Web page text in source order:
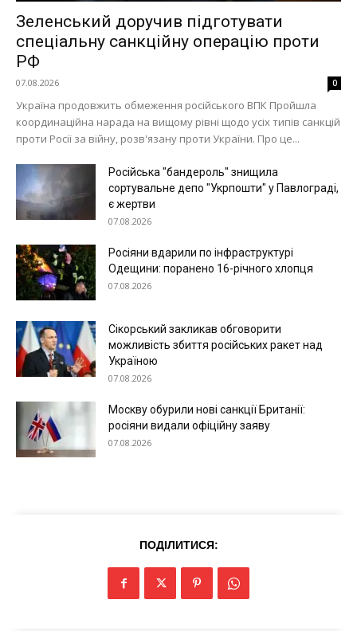
Зеленський доручив підготувати
спеціальну санкційну операцію проти
РФ
07.08.2026 0
Україна продовжить обмеження російського ВПК Пройшла
координаційна нарада на вищому рівні щодо усіх типів санкцій
проти Росії за війну, розв'язану проти України. Про це...
Російська "бандероль" знищила
сортувальне депо "Укрпошти" у Павлограді,
є жертви
07.08.2026
Росіяни вдарили по інфраструктурі
Одещини: поранено 16-річного хлопця
07.08.2026
Сікорський закликав обговорити
можливість збиття російських ракет над
Україною
07.08.2026
Москву обурили нові санкції Британії:
росіяни видали офіційну заяву
07.08.2026
ПОДІЛИТИСЯ: